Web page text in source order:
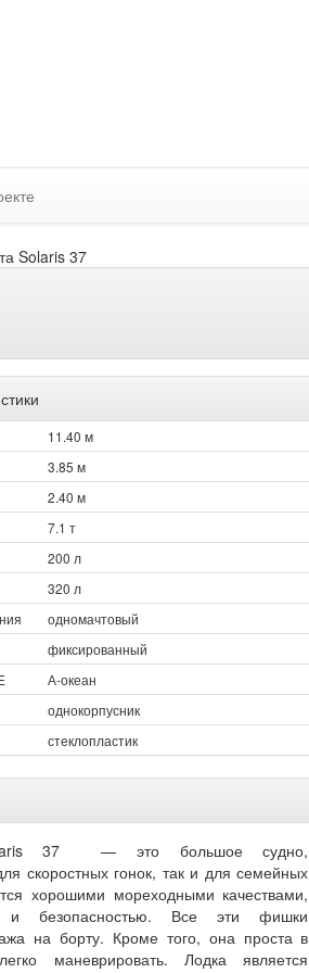
Solaris 37
11.40 м
3.85 м
2.40 м
7.1 т
200 л
320 л
одномачтовый
фиксированный
А-океан
однокорпусник
стеклопластик
37 — это большое судно,
скоростных гонок, так и для семейных
хорошими мореходными качествами,
и безопасностью. Все эти фишки
на борту. Кроме того, она проста в
маневрировать.Лодка является